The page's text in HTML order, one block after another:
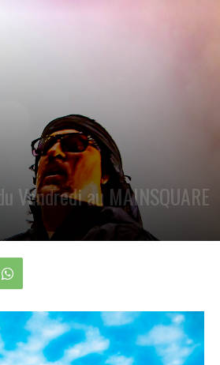
Vendredi au MAINSQUARE